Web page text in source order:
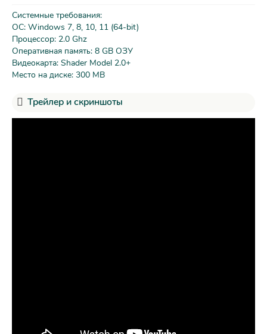
Системные требования:
ОС: Windows 7, 8, 10, 11 (64-bit)
Процессор: 2.0 Ghz
Оперативная память: 8 GB ОЗУ
Видеокарта: Shader Model 2.0+
Место на диске: 300 MB
Трейлер и скриншоты